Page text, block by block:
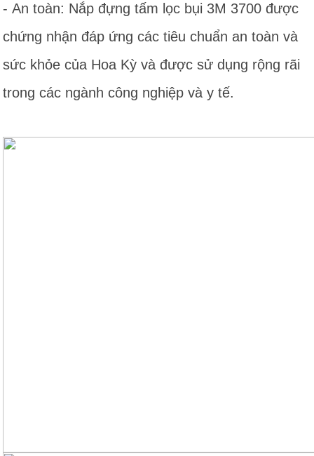
- An toàn: Nắp đựng tấm lọc bụi 3M 3700 được
chứng nhận đáp ứng các tiêu chuẩn an toàn và
sức khỏe của Hoa Kỳ và được sử dụng rộng rãi
trong các ngành công nghiệp và y tế.